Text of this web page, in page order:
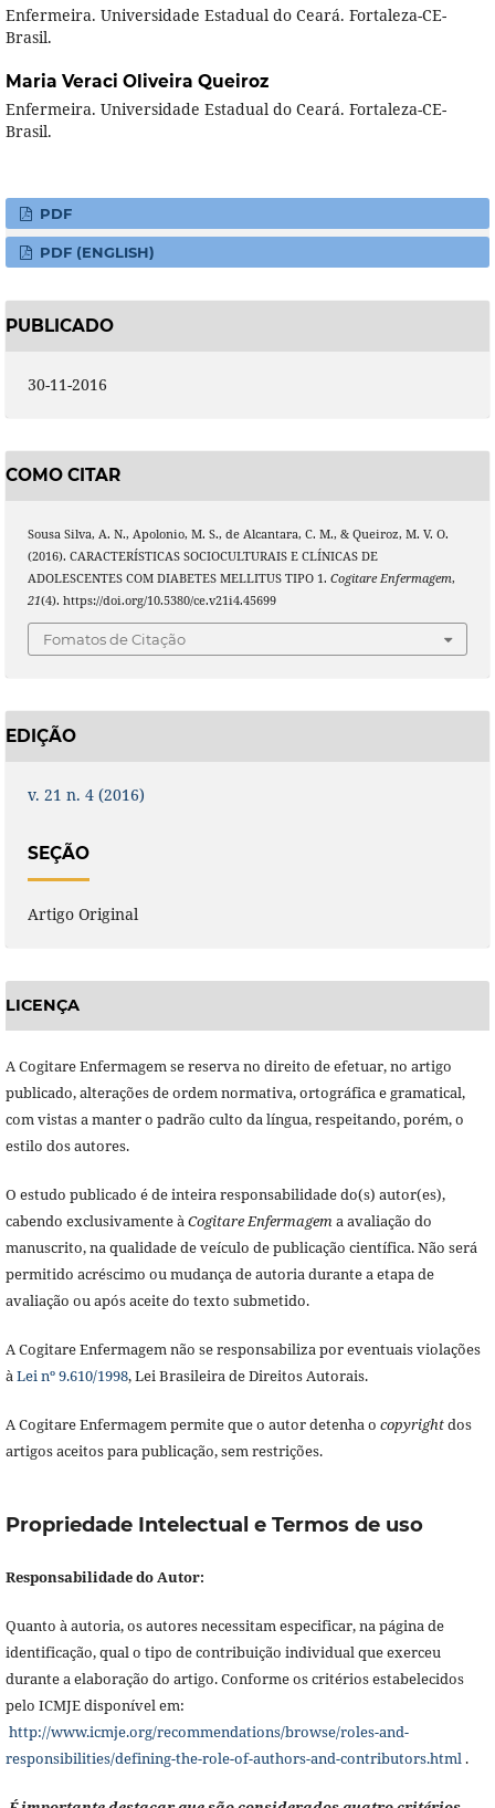
Enfermeira. Universidade Estadual do Ceará. Fortaleza-CE-
Brasil.
Maria Veraci Oliveira Queiroz
Enfermeira. Universidade Estadual do Ceará. Fortaleza-CE-
Brasil.
PDF
PDF (ENGLISH)
PUBLICADO
30-11-2016
COMO CITAR
Sousa Silva, A. N., Apolonio, M. S., de Alcantara, C. M., & Queiroz, M. V. O.
(2016). CARACTERÍSTICAS SOCIOCULTURAIS E CLÍNICAS DE
ADOLESCENTES COM DIABETES MELLITUS TIPO 1. Cogitare Enfermagem,
21(4). https://doi.org/10.5380/ce.v21i4.45699
Fomatos de Citação
EDIÇÃO
v. 21 n. 4 (2016)
SEÇÃO
Artigo Original
LICENÇA
A Cogitare Enfermagem se reserva no direito de efetuar, no artigo
publicado, alterações de ordem normativa, ortográfica e gramatical,
com vistas a manter o padrão culto da língua, respeitando, porém, o
estilo dos autores.
O estudo publicado é de inteira responsabilidade do(s) autor(es),
cabendo exclusivamente àCogitare Enfermagema avaliação do
manuscrito, na qualidade de veículo de publicação científica. Não será
permitido acréscimo ou mudança de autoria durante a etapa de
avaliação ou após aceite do texto submetido.
A Cogitare Enfermagem não se responsabiliza por eventuais violações
àLei nº 9.610/1998, Lei Brasileira de Direitos Autorais.
A Cogitare Enfermagem permite que o autor detenha o copyrightdos
artigos aceitos para publicação, sem restrições.
Propriedade Intelectual e Termos de uso
Responsabilidade do Autor:
Quanto à autoria, os autores necessitam especificar, na página de
identificação, qual o tipo de contribuição individual que exerceu
durante a elaboração do artigo. Conforme os critérios estabelecidos
pelo ICMJE disponível em:
http://www.icmje.org/recommendations/browse/roles-and-
responsibilities/defining-the-role-of-authors-and-contributors.html.